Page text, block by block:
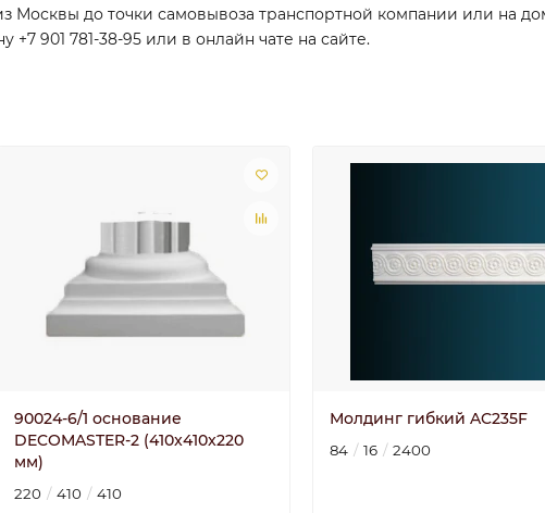
Москвы до точки самовывоза транспортной компании или на
901 781-38-95 или в онлайн чате на сайте.
90024-6/1 основание
DECOMASTER-2 (410x410x220
мм)
220 410 410
Молдинг гибкий AC235F
84 16 2400